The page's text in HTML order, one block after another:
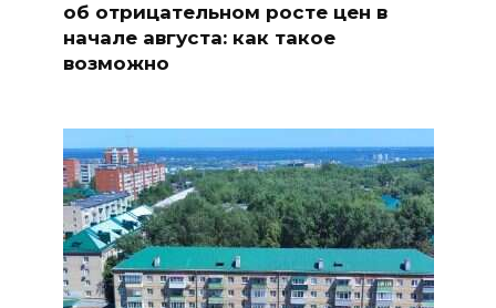
об отрицательном росте цен в
начале августа: как такое
возможно